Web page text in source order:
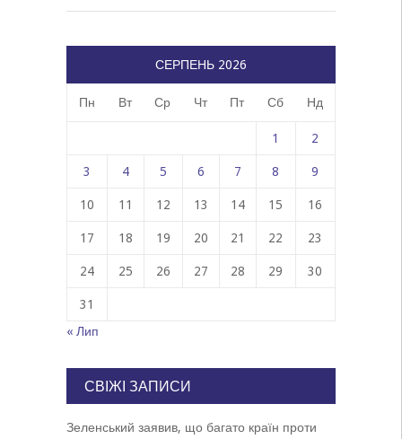
СЕРПЕНЬ 2026
Пн Вт Ср Чт Пт Сб Нд
1 2
3 4 5 6 7 8 9
10 11 12 13 14 15 16
17 18 19 20 21 22 23
24 25 26 27 28 29 30
31
« Лип
СВІЖІ ЗАПИСИ
Зеленський заявив, що багато країн проти